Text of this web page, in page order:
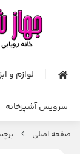
لوازم و
سرویس آشپزخانه
صفحه اصلی